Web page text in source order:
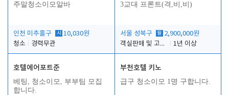
주말청소이모알바
인천 미추홀구 시 10,030원
청소
경력무관
3교대 프론트(격,비,비)
서울 성북구 월 2,900,000원
객실판매 및 고객응대
1년 이상
호텔에어포트준
베팅, 청소이모, 부부팀 모집
합니다.
부천호텔 키노
급구 청소이모 1명 구합니다.